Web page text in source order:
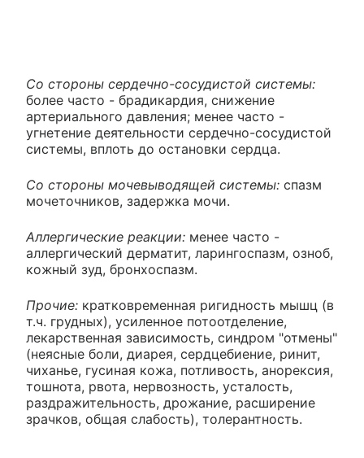
Со стороны сердечно-сосудистой системы:
более часто - брадикардия, снижение
артериального давления; менее часто -
угнетение деятельности сердечно-сосудистой
системы, вплоть до остановки сердца.
Со стороны мочевыводящей системы: спазм
мочеточников, задержка мочи.
Аллергические реакции: менее часто -
аллергический дерматит, ларингоспазм, озноб,
кожный зуд, бронхоспазм.
Прочие: кратковременная ригидность мышц (в
т.ч. грудных), усиленное потоотделение,
лекарственная зависимость, синдром "отмены"
(неясные боли, диарея, сердцебиение, ринит,
чиханье, гусиная кожа, потливость, анорексия,
тошнота, рвота, нервозность, усталость,
раздражительность, дрожание, расширение
зрачков, общая слабость), толерантность.